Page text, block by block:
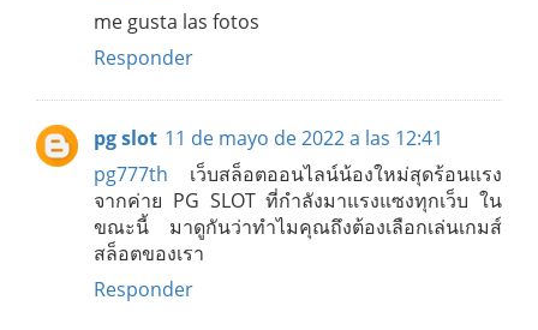
me gusta las fotos
Responder
pg slot 11 de mayo de 2022 a las 12:41
pg777th เว็บสล็อตออนไลน์น้องใหม่สุดร้อนแรง
จากค่าย PG SLOT ที่กำลังมาแรงแซงทุกเว็บ ใน
ขณะนี้ มาดูกันว่าทำไมคุณถึงต้องเลือกเล่นเกมส์
สล็อตของเรา
Responder